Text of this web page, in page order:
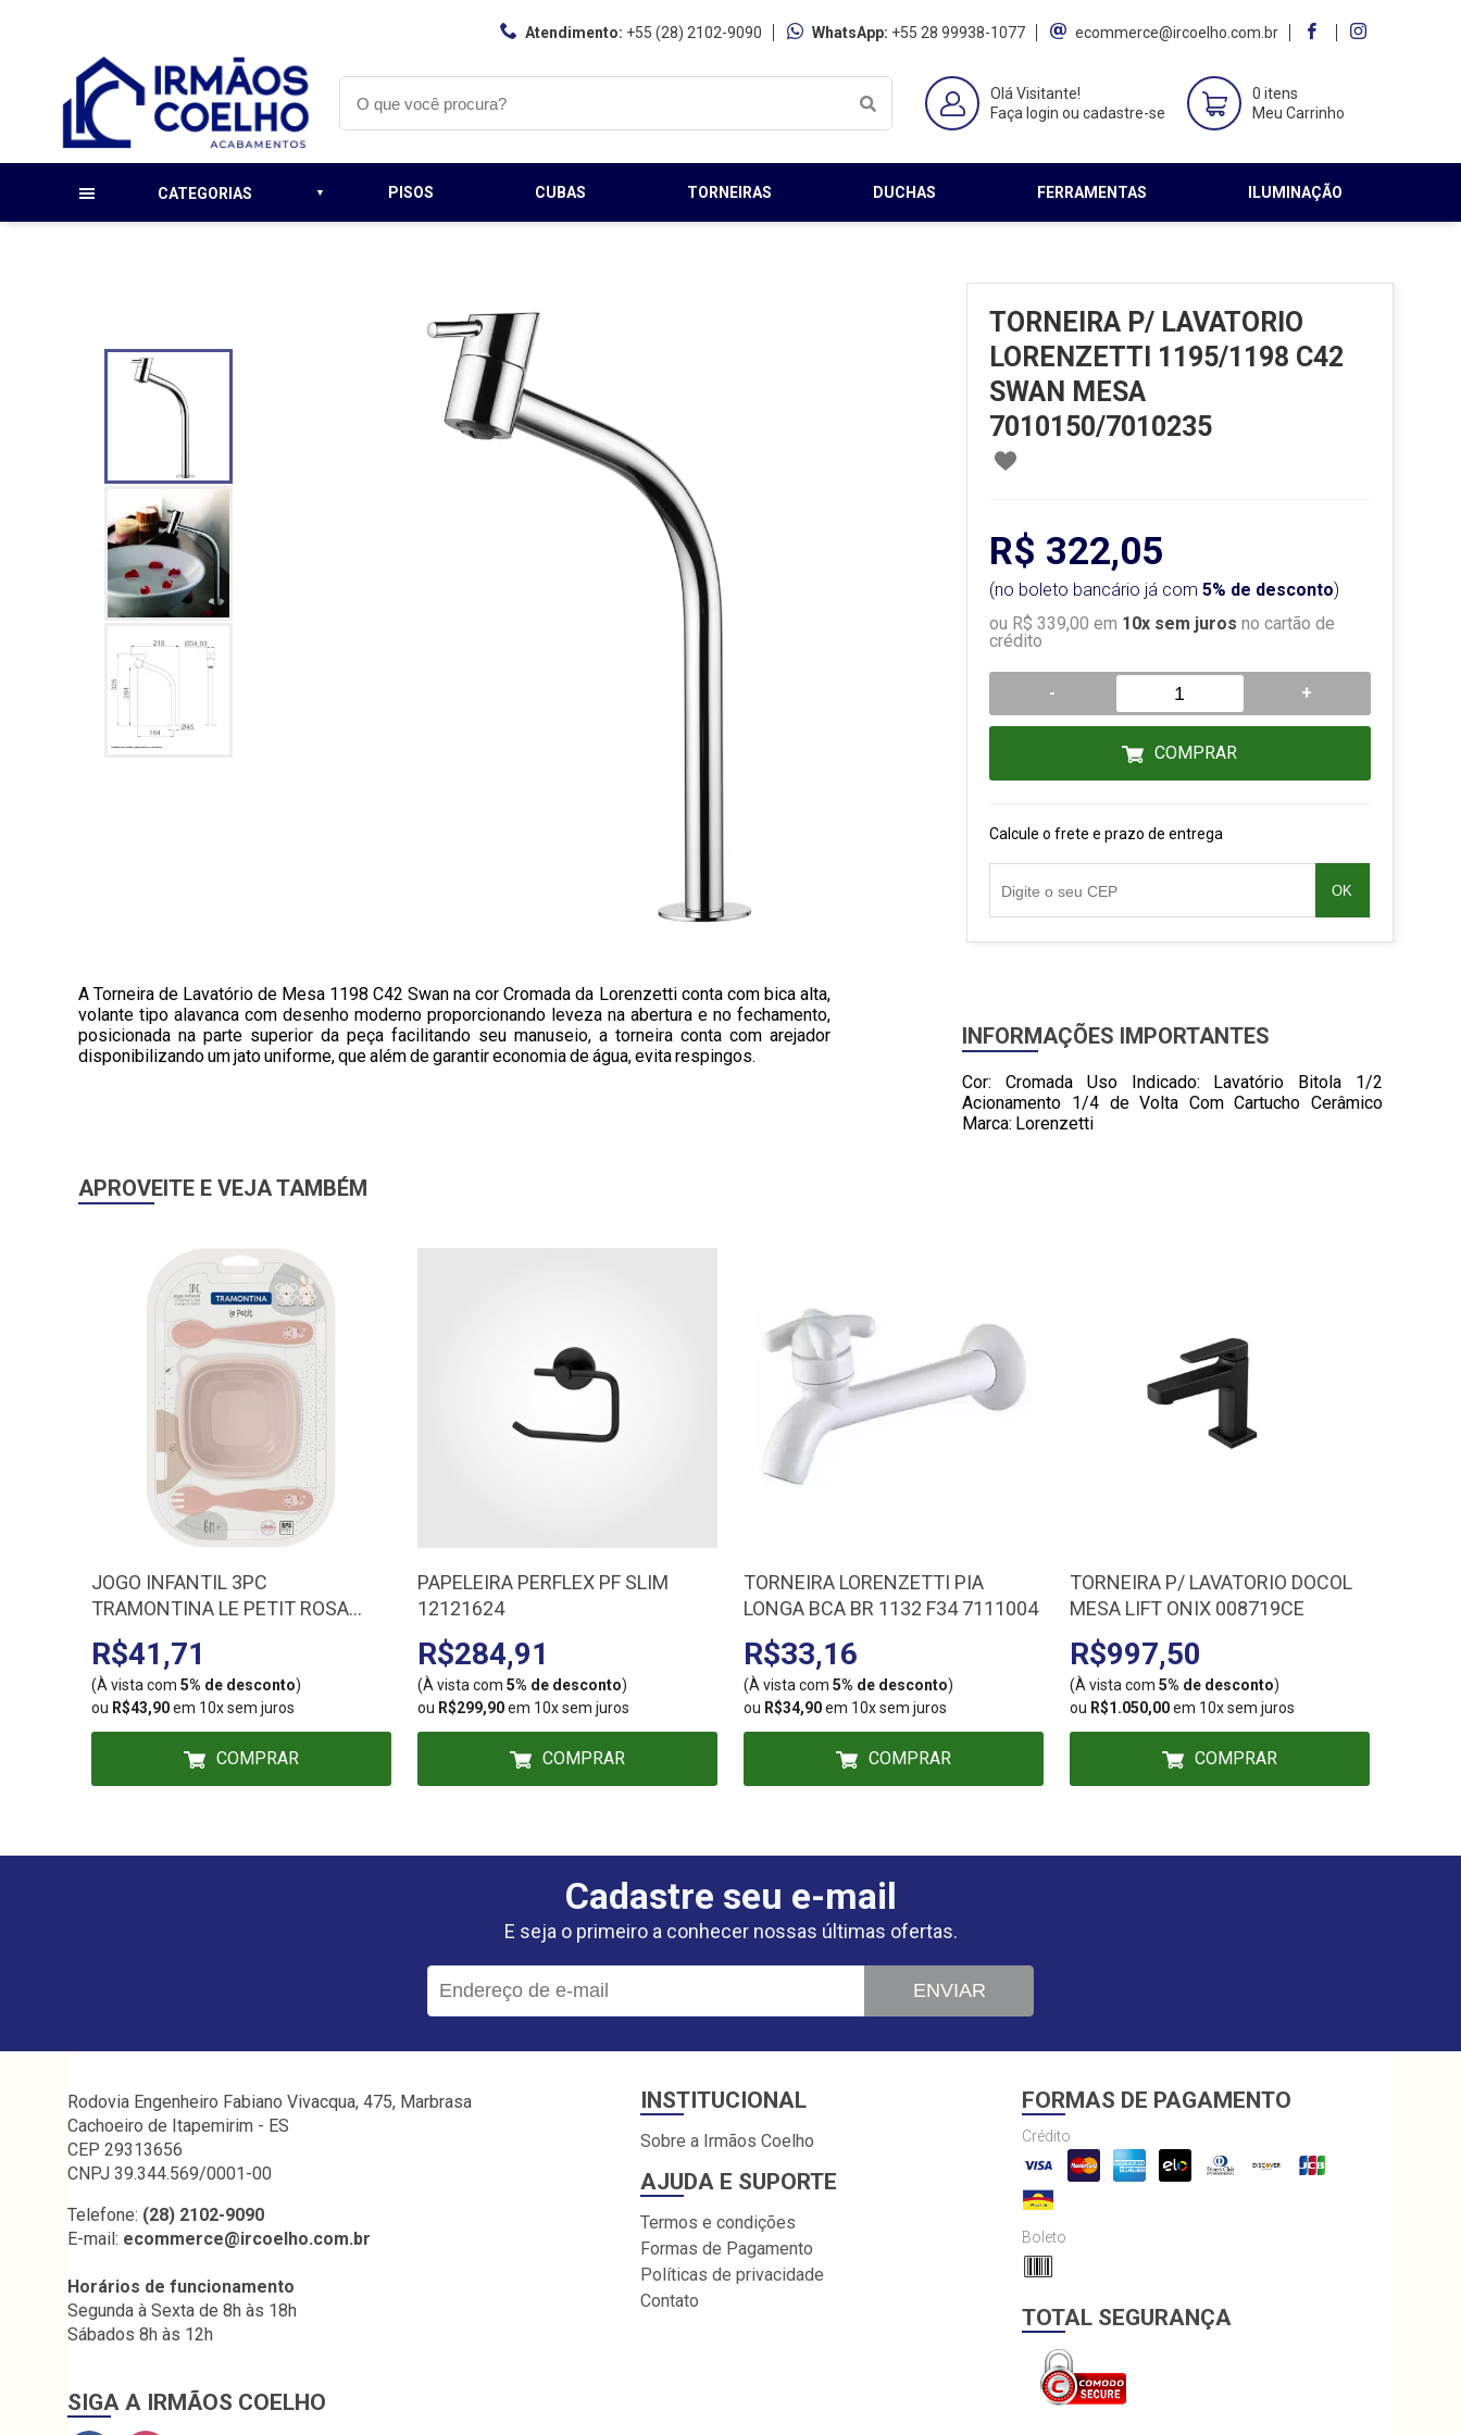
Atendimento: +55 (28) 2102-9090 WhatsApp: +55 28 99938-1077 ecommerce@ircoelho.com.br
Olá Visitante!
Faça login ou cadastre-se
0 itens
Meu Carrinho
CATEGORIAS PISOS CUBAS TORNEIRAS DUCHAS FERRAMENTAS ILUMINAÇÃO
TORNEIRA P/ LAVATORIO
LORENZETTI 1195/1198 C42
SWAN MESA
7010150/7010235
R$ 322,05
(no boleto bancário já com 5% de desconto)
ou R$ 339,00 em 10x sem juros no cartão de
crédito
- +
COMPRAR
Calcule o frete e prazo de entrega
OK
A Torneira de Lavatório de Mesa 1198 C42 Swan na cor Cromada da Lorenzetti conta com bica alta,
volante tipo alavanca com desenho moderno proporcionando leveza na abertura e no fechamento,
posicionada na parte superior da peça facilitando seu manuseio, a torneira conta com arejador
disponibilizando um jato uniforme, que além de garantir economia de água, evita respingos.
INFORMAÇÕES IMPORTANTES
Cor: Cromada Uso Indicado: Lavatório Bitola 1/2
Acionamento 1/4 de Volta Com Cartucho Cerâmico
Marca: Lorenzetti
APROVEITE E VEJA TAMBÉM
JOGO INFANTIL 3PC
TRAMONTINA LE PETIT ROSA
23797403
R$41,71
(À vista com 5% de desconto)
ou R$43,90em 10x sem juros
COMPRAR
PAPELEIRA PERFLEX PF SLIM
12121624
R$284,91
(À vista com 5% de desconto)
ou R$299,90em 10x sem juros
COMPRAR
TORNEIRA LORENZETTI PIA
LONGA BCA BR 1132 F34 7111004
R$33,16
(À vista com 5% de desconto)
ou R$34,90em 10x sem juros
COMPRAR
TORNEIRA P/ LAVATORIO DOCOL
MESA LIFT ONIX 008719CE
R$997,50
(À vista com 5% de desconto)
ou R$1.050,00em 10x sem juros
COMPRAR
Cadastre seu e-mail
E seja o primeiro a conhecer nossas últimas ofertas.
ENVIAR
Rodovia Engenheiro Fabiano Vivacqua, 475, Marbrasa
Cachoeiro de Itapemirim - ES
CEP 29313656
CNPJ 39.344.569/0001-00
Telefone: (28) 2102-9090
E-mail: ecommerce@ircoelho.com.br
Horários de funcionamento
Segunda à Sexta de 8h às 18h
Sábados 8h às 12h
SIGA A IRMÃOS COELHO
INSTITUCIONAL
Sobre a Irmãos Coelho
AJUDA E SUPORTE
Termos e condições
Formas de Pagamento
Políticas de privacidade
Contato
FORMAS DE PAGAMENTO
Crédito
Boleto
TOTAL SEGURANÇA